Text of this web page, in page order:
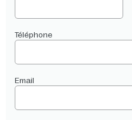
Téléphone
Email